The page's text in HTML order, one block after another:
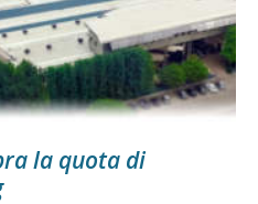
la quota di